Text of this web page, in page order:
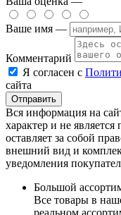
Ваше имя —
Комментарий
Я согласен с
сайта
Вся информация на
характер и не
оставляет за собой
внешний вид и
уведомления
Большой
Все товары в